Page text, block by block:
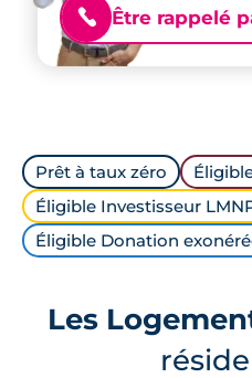
📞 Être rappelé
Prêt à taux zéro
Éligible Investisseur
Éligible Donation
Les